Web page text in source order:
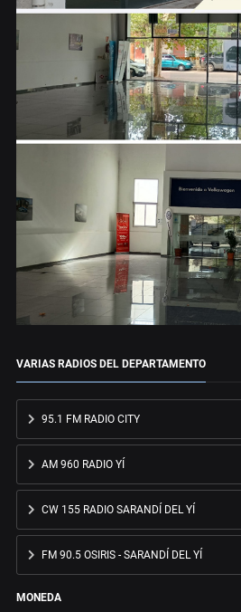
VARIAS RADIOS DEL DEPARTAMENTO
95.1 FM RADIO CITY
AM 960 RADIO YÍ
CW 155 RADIO SARANDÍ DEL YÍ
FM 90.5 OSIRIS - SARANDÍ DEL YÍ
MONEDA